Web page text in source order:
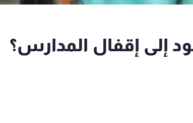
إلى إقفال المدارس؟